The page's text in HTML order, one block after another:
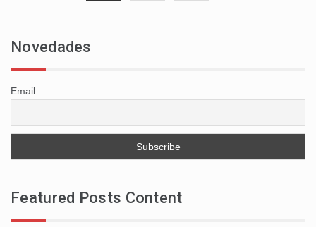
Novedades
Email
Featured Posts Content